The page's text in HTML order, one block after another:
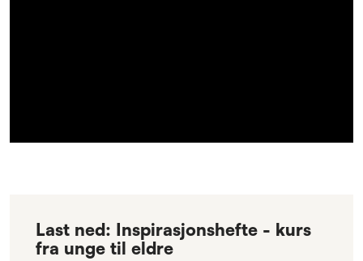
Last ned: Inspirasjonshefte - kurs
fra unge til eldre